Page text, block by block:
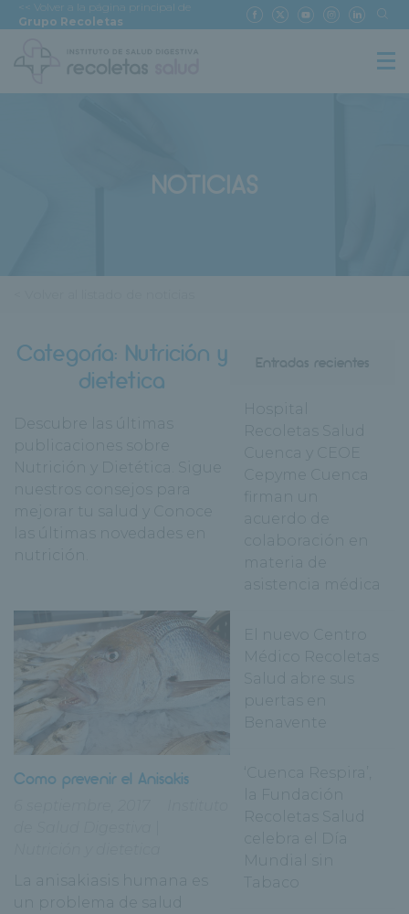
<< Volver a la página principal de
Grupo Recoletas
NOTICIAS
Categoría: Nutrición y
dietetica
Descubre las últimas
publicaciones sobre
Nutrición y Dietética. Sigue
nuestros consejos para
mejorar tu salud y Conoce
las últimas novedades en
nutrición.
Como prevenir el Anisakis
La anisakiasis humana es
un problema de salud
Hospital
Recoletas Salud
Cuenca y CEOE
Cepyme Cuenca
firman un
acuerdo de
colaboración en
materia de
asistencia médica
El nuevo Centro
Médico Recoletas
Salud abre sus
puertas en
Benavente
‘Cuenca Respira’,
la Fundación
Recoletas Salud
celebra el Día
Mundial sin
Tabaco